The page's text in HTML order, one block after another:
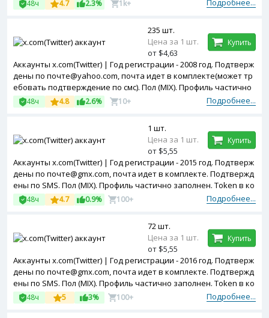
Подробнее...
48ч 4.7 2.3% 1k+
Аккаунты x.com(Twitter) | Год регистрации - 2008 год. Подтверж
дены по почте@yahoo.com, почта идет в комплекте(может тр
ебовать подтверждение по смс). Пол (MIX). Профиль частично
заполнен. Token в комплекте.
Подробнее...
48ч 4.8 2.6% 10+
235 шт.
Цена за 1 шт.
от $4,63
Купить
Аккаунты x.com(Twitter) | Год регистрации - 2015 год. Подтверж
дены по почте@gmx.com, почта идет в комплекте. Подтвержд
ены по SMS. Пол (MIX). Профиль частично заполнен. Token в ко
мплекте.
Подробнее...
48ч 4.7 0.9% 100+
1 шт.
Цена за 1 шт.
от $5,55
Купить
Аккаунты x.com(Twitter) | Год регистрации - 2016 год. Подтверж
дены по почте@gmx.com, почта идет в комплекте. Подтвержд
ены по SMS. Пол (MIX). Профиль частично заполнен. Token в ко
мплекте.
Подробнее...
48ч 5 3% 100+
72 шт.
Цена за 1 шт.
от $5,55
Купить